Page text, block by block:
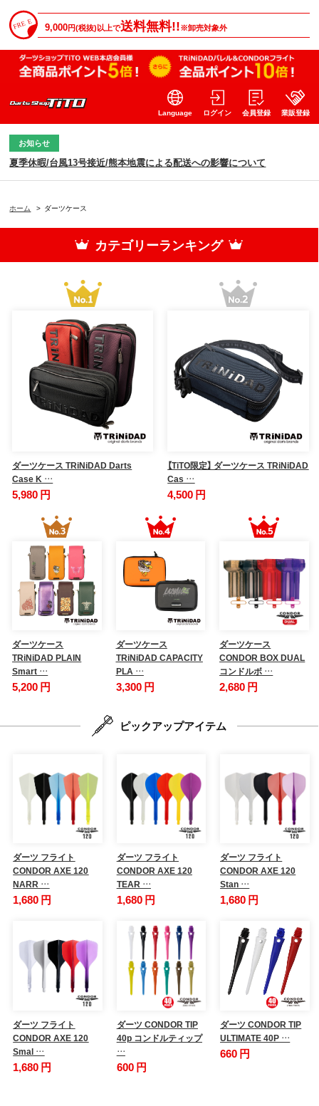
9,000円(税抜)以上で送料無料!!※卸売対象外
Language ログイン 会員登録 業販登録
お知らせ
夏季休暇/台風13号接近/熊本地震による配送への影響について
ホーム > ダーツケース
カテゴリーランキング
ダーツケース TRiNiDAD Darts
Case K …
5,980 円
【TiTO限定】 ダーツケース TRiNiDAD
Cas …
4,500 円
ダーツケース
TRiNiDAD PLAIN
Smart …
5,200 円
ダーツケース
TRiNiDAD CAPACITY
PLA …
3,300 円
ダーツケース
CONDOR BOX DUAL
コンドルボ …
2,680 円
ピックアップアイテム
ダーツ フライト
CONDOR AXE 120
NARR …
1,680 円
ダーツ フライト
CONDOR AXE 120
TEAR …
1,680 円
ダーツ フライト
CONDOR AXE 120
Stan …
1,680 円
ダーツ フライト
CONDOR AXE 120
Smal …
1,680 円
ダーツ CONDOR TIP
40p コンドルティップ
…
600 円
ダーツ CONDOR TIP
ULTIMATE 40P …
660 円